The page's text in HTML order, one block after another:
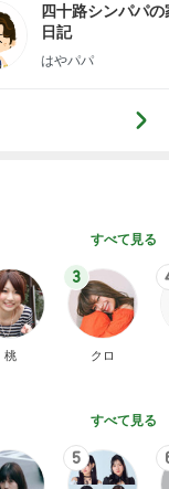
四十路シンパパの
日記
はやパパ
すべて見る
桃
3
クロ
すべて見る
5